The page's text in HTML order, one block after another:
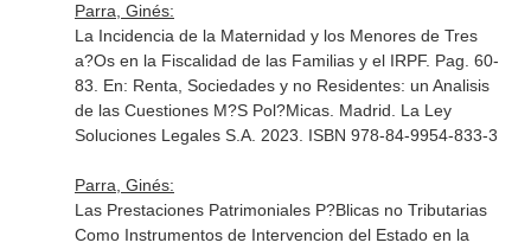
Parra, Ginés:
La Incidencia de la Maternidad y los Menores de Tres
a?Os en la Fiscalidad de las Familias y el IRPF. Pag. 60-
83. En: Renta, Sociedades y no Residentes: un Analisis
de las Cuestiones M?S Pol?Micas. Madrid. La Ley
Soluciones Legales S.A. 2023. ISBN 978-84-9954-833-3
Parra, Ginés:
Las Prestaciones Patrimoniales P?Blicas no Tributarias
Como Instrumentos de Intervencion del Estado en la